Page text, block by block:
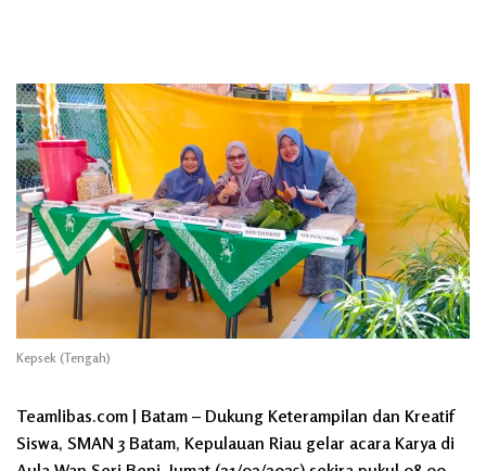
Kepsek (Tengah)
Teamlibas.com | Batam – Dukung Keterampilan dan Kreatif
Siswa, SMAN 3 Batam, Kepulauan Riau gelar acara Karya di